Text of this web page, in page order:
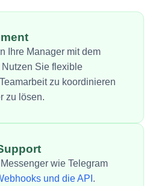
Ihre Manager mit dem
Nutzen Sie flexible
zu koordinieren
zu lösen.
wie Telegram
und die API .